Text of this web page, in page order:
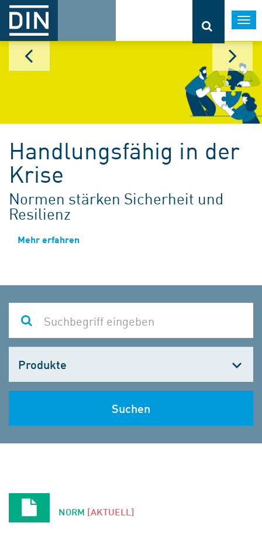
Handlungsfähig in der
Krise
Normen stärken Sicherheit und
Resilienz
Mehr erfahren
wählen
Suchen
NORM [AKTUELL]